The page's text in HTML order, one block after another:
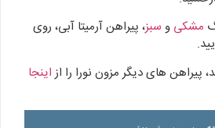
مشکی و سبز، پیراهن آرمیتا آبی، روی
پیراهن های دیگر مزون نورا را از اینجا